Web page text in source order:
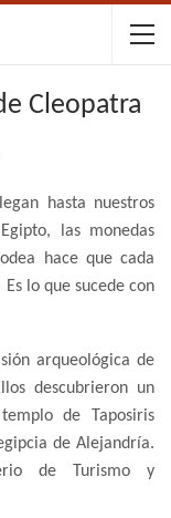
Cleopatra
hasta nuestros
las monedas
hace que cada
lo que sucede con
arqueológica de
descubrieron un
de Taposiris
de Alejandría.
de Turismo y